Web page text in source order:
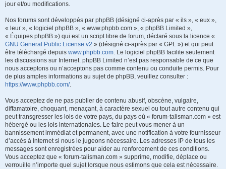
jour et/ou modifications.
Nos forums sont développés par phpBB (désigné ci-après par « ils », « eux »,
« leur », « logiciel phpBB », « www.phpbb.com », « phpBB Limited »,
« Équipes phpBB ») qui est un script libre de forum, déclaré sous la licence «
GNU General Public License v2 » (désigné ci-après par « GPL ») et qui peut
être téléchargé depuis www.phpbb.com. Le logiciel phpBB facilite seulement
les discussions sur Internet. phpBB Limited n’est pas responsable de ce que
nous acceptons ou n’acceptons pas comme contenu ou conduite permis. Pour
de plus amples informations au sujet de phpBB, veuillez consulter :
https://www.phpbb.com/.
Vous acceptez de ne pas publier de contenu abusif, obscène, vulgaire,
diffamatoire, choquant, menaçant, à caractère sexuel ou tout autre contenu qui
peut transgresser les lois de votre pays, du pays où « forum-talisman.com » est
hébergé ou les lois internationales. Le faire peut vous mener à un
bannissement immédiat et permanent, avec une notification à votre fournisseur
d’accès à Internet si nous le jugeons nécessaire. Les adresses IP de tous les
messages sont enregistrées pour aider au renforcement de ces conditions.
Vous acceptez que « forum-talisman.com » supprime, modifie, déplace ou
verrouille n’importe quel sujet lorsque nous estimons que cela est nécessaire.